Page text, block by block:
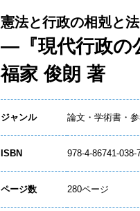
憲法と行政の相剋と法
―『現代行政の
福家 俊朗 著
ジャンル 論文・学術書・
ISBN 978-4-86741-038-
ページ数 280ページ